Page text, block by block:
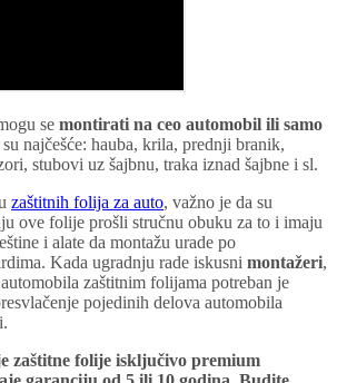
se montirati na ceo automobil ili samo
su najčešće: hauba, krila, prednji branik,
stubovi uz šajbnu, traka iznad šajbne i sl.
zaštitnih folija za auto, važno je da su
ove folije prošli stručnu obuku za to i imaju
i alate da montažu urade po
Kada ugradnju rade iskusni montažeri,
zaštitnim folijama potreban je
pojedinih delova automobila
zaštitne folije isključivo premium